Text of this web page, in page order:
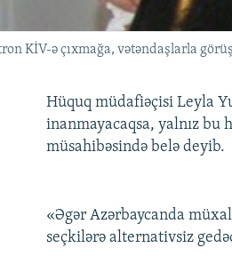
KİV-ə çıxmağa, vətəndaşlarla
Hüquq müdafiəçisi Leyla
inanmayacaqsa, yalnız bu
müsahibəsində belə deyib.
«Əgər Azərbaycanda
seçkilərə alternativsiz